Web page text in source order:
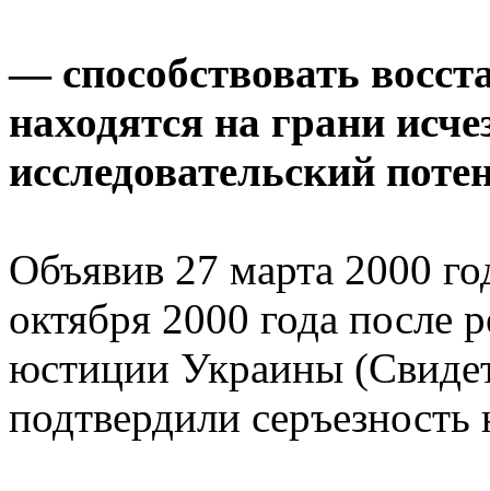
— способствовать
находятся на грани
исследовательский
Объявив 27 марта 2000
октября 2000 года после
юстиции Украины
подтвердили